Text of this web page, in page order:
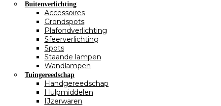
Buitenverlichting
Accessoires
Grondspots
Plafondverlichting
Sfeerverlichting
Spots
Staande lampen
Wandlampen
Tuingereedschap
Handgereedschap
Hulpmiddelen
IJzerwaren